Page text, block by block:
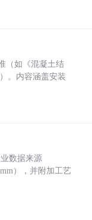
（如《混凝土结
。内容涵盖安装
数据来源
），并附加工艺